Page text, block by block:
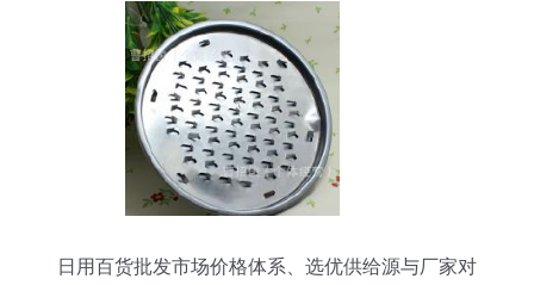
日用百货批发市场价格体系、选优供给源与厂家对